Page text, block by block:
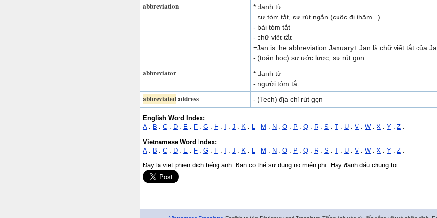
abbreviation
* danh từ
- sự tóm tắt, sự rút ngắn (cuộc đi thăm...)
- bài tóm tắt
- chữ viết tắt
=Jan is the abbreviation January+ Jan là chữ viết tắt của
- (toán học) sự ước lược, sự rút gọn
abbreviator
* danh từ
- người tóm tắt
abbreviatedaddress - (Tech) địa chỉ rút gọn
English Word Index:
A. B . C . D . E . F . G . H . . J . K . L . M . N . O . P . Q . R . S . . U . V . W . X . Y . Z .
Vietnamese Word Index:
A. B C D E F G H J K M N O P Q R S T U V W X Y Z
Đây là việt phiên dịch tiếng anh. Bạn có thể sử dụng nó miễn phí. Hãy đánh dấu chúng tôi: